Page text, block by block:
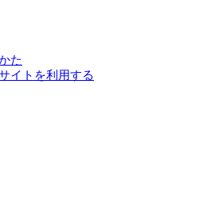
た
イトを利用する